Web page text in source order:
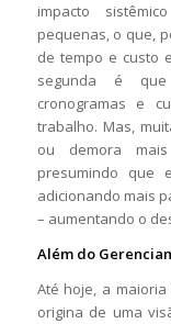
impacto
pequenas, o que,
de tempo e custo
segunda é que
cronogramas e
trabalho. Mas,
ou demora
presumindo que
adicionando mais
– aumentando o
Além do
Até hoje, a
origina de uma